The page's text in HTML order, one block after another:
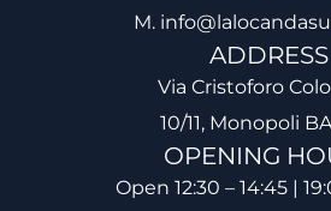
M.
ADDRESS
Via Cristoforo
10/11, Monopoli
OPENING
Open 12:30 – 14:45 |